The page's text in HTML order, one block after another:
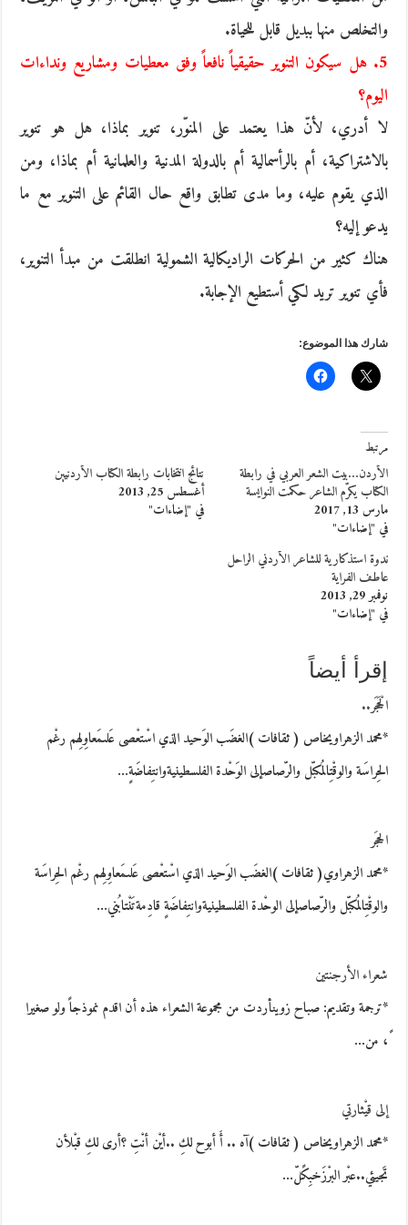
والتخلص منها ببديل قابل للحياة.
5. هل سيكون التنوير حقيقياً نافعاً وفق معطيات ومشاريع ونداءات
اليوم؟
لا أدري، لأنّ هذا يعتمد على المنوّر، تنوير بماذا، هل هو تنوير
بالاشتراكية، أم بالرأسمالية أم بالدولة المدنية والعلمانية أم بماذا، ومن
الذي يقوم عليه، وما مدى تطابق واقع حال القائم على التنوير مع ما
يدعو إليه؟
هناك كثير من الحركات الراديكالية الشمولية انطلقت من مبدأ التنوير،
فأي تنوير تريد لكي أستطيع الإجابة.
شارك هذا الموضوع:
مرتبط
الأردن…بيت الشعر العربي في رابطة
الكتاب يكرّم الشاعر حكمت النوايسة
مارس 13, 2017
في "إضاءات"
نتائج انتخابات رابطة الكتاب الأردنيين
أغسطس 25, 2013
في "إضاءات"
ندوة استذكارية للشاعر الأردني الراحل
عاطف الفراية
نوفمبر 29, 2013
في "إضاءات"
إقرأ أيضاً
الْحَجَر..
*محمد الزهراويخاص ( ثقافات )الغضَب الوَحيد الذي اسْتعْصى عَلىمَعاوِلِهم رغْم
الحِراسَة والوقْتِالمُكبّل والرّصاصإلى الوَحْدة الفلسطينيةوانتِفاضَةٍ…
الحجَر
*محمد الزهراوي( ثقافات )الغضَب الوَحيد الذي اسْتعْصى عَلىمَعاوِلِهم رغْم الحِراسَة
والوقْتِالمُكبّل والرّصاصإلى الوحْدة الفلسطينيةوانتِفاضَةٍ قادِمةتَنْتابُني…
شعراء الأرجنتين
*ترجمة وتقديم: صباح زوينأردت من مجموعة الشعراء هذه أن اقدم نموذجاً ولو صغيرا
ً، من…
إلى قيْثارتي
*محمد الزهراويخاص ( ثقافات )آه .. أَ أبوح لكِ ..أيْن أنْتِ ؟أرى لكِ قبْلأن
تَجيئي..عبْر البرْزَخبِكًلّ…